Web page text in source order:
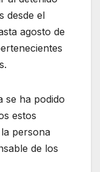
desde el
agosto de
s
se ha podido
estos
persona
de los